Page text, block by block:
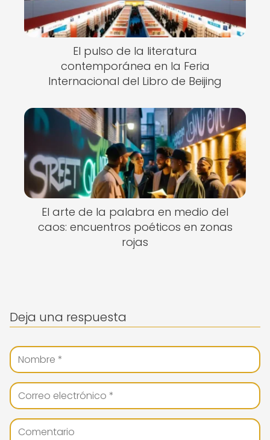
El pulso de la literatura
contemporánea en la Feria
Internacional del Libro de Beijing
El arte de la palabra en medio del
caos: encuentros poéticos en zonas
rojas
Deja una respuesta